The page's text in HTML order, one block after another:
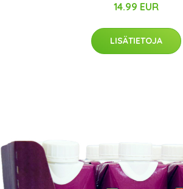
14.99 EUR
LISÄTIETOJA